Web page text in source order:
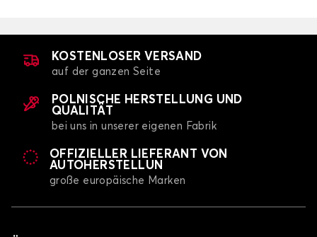
KOSTENLOSER VERSAND
auf der ganzen Seite
POLNISCHE HERSTELLUNG UND
QUALITÄT
bei uns in unserer eigenen Fabrik
OFFIZIELLER LIEFERANT VON
AUTOHERSTELLUN
große europäische Marken